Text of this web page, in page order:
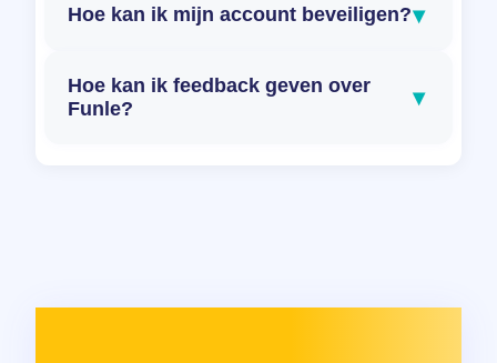
Hoe kan ik mijn account beveiligen?▾
Hoe kan ik feedback geven over
Funle?
▾